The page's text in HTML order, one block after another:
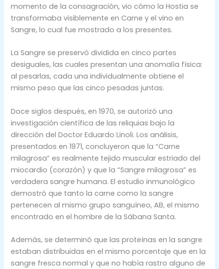
momento de la consagración, vio cómo la Hostia se
transformaba visiblemente en Carne y el vino en
Sangre, lo cual fue mostrado a los presentes.
La Sangre se preservó dividida en cinco partes
desiguales, las cuales presentan una anomalía física:
al pesarlas, cada una individualmente obtiene el
mismo peso que las cinco pesadas juntas.
Doce siglos después, en 1970, se autorizó una
investigación científica de las reliquias bajo la
dirección del Doctor Eduardo Linoli. Los análisis,
presentados en 1971, concluyeron que la “Carne
milagrosa” es realmente tejido muscular estriado del
miocardio (corazón) y que la “Sangre milagrosa” es
verdadera sangre humana. El estudio inmunológico
demostró que tanto la carne como la sangre
pertenecen al mismo grupo sanguíneo, AB, el mismo
encontrado en el hombre de la Sábana Santa.
Además, se determinó que las proteínas en la sangre
estaban distribuidas en el mismo porcentaje que en la
sangre fresca normal y que no había rastro alguno de